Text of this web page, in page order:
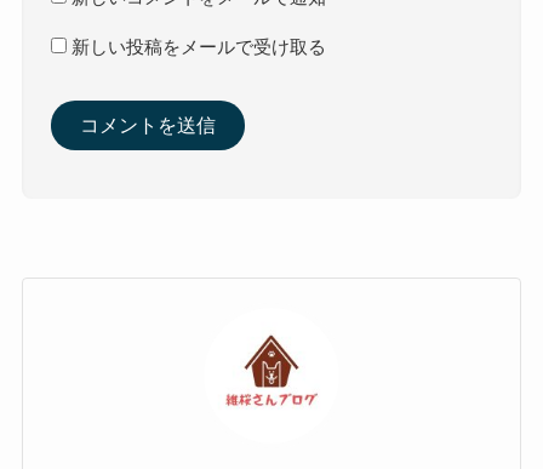
新しい投稿をメールで受け取る